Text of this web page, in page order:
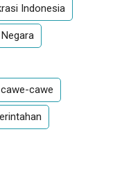
Indonesia
cawe